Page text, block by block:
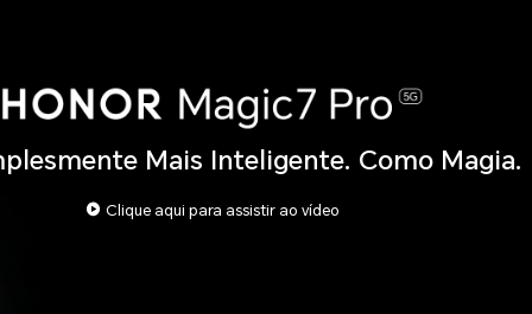
Mais Inteligente. Como Magia.
Clique aqui para assistir ao vídeo